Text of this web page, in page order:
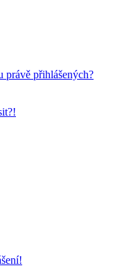
právě přihlášených?